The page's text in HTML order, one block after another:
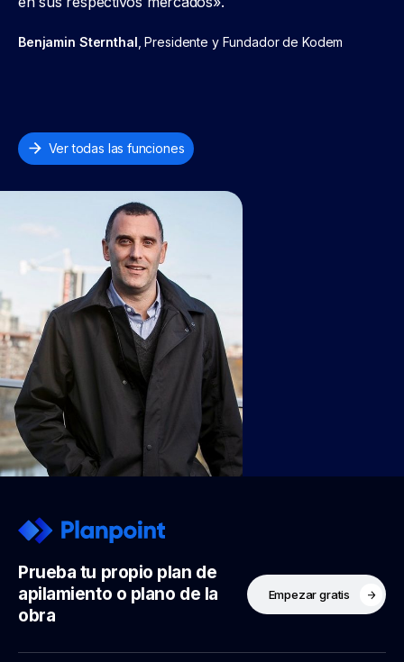
Benjamin Sternthal , Presidente y Fundador de Kodem
Ver todas las funciones
Prueba tu propio plan de
apilamiento o plano de la
obra
Empezar gratis